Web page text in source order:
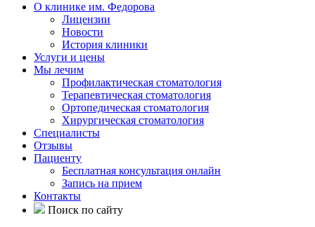
О клинике им. Федорова
Лицензии
Новости
История клиники
Услуги и цены
Мы лечим
Профилактическая стоматология
Терапевтическая стоматология
Ортопедическая стоматология
Хирургическая стоматология
Специалисты
Отзывы
Пациенту
Бесплатная консультация онлайн
Запись на прием
Контакты
Поиск по сайту